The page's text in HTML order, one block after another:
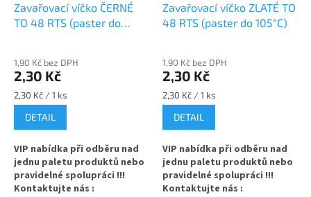
Zavařovací víčko ČERNÉ
TO 48 RTS (paster do
1,90 Kč bez DPH
2,30 Kč
Měrná
cena:
2,30 Kč / 1 ks
DETAIL
VIP nabídka při odběru nad
jednu paletu produktů nebo
pravidelné spolupráci !!!
Kontaktujte nás :
Zavařovací víčko ZLATÉ TO
48 RTS (paster do 105°C)
1,90 Kč bez DPH
2,30 Kč
Měrná
cena:
2,30 Kč / 1 ks
DETAIL
VIP nabídka při odběru nad
jednu paletu produktů nebo
pravidelné spolupráci !!!
Kontaktujte nás :